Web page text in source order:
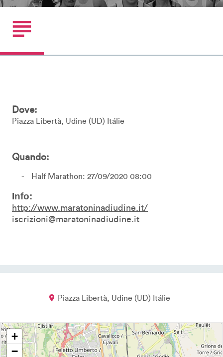
Dove:
Piazza Libertà Udine UD Itálie
Quando:
Half Marathon: 27/09/2020 08:00
Info:
http://www.maratoninadiudine.it/
iscrizioni@maratoninadiudine.it
Piazza Libertà Udine UD Itálie
+
−